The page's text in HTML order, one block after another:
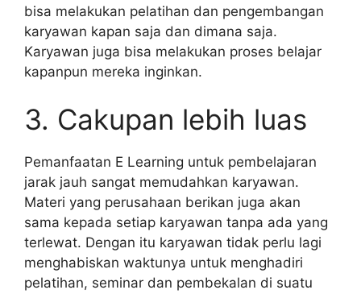
bisa melakukan pelatihan dan pengembangan
karyawan kapan saja dan dimana saja.
Karyawan juga bisa melakukan proses belajar
kapanpun mereka inginkan.
3. Cakupan lebih luas
Pemanfaatan E Learning untuk pembelajaran
jarak jauh sangat memudahkan karyawan.
Materi yang perusahaan berikan juga akan
sama kepada setiap karyawan tanpa ada yang
terlewat. Dengan itu karyawan tidak perlu lagi
menghabiskan waktunya untuk menghadiri
pelatihan, seminar dan pembekalan di suatu